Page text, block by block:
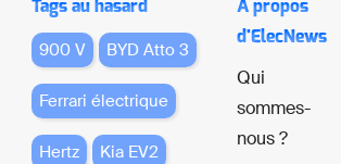
Tags au hasard
900 V BYD Atto 3
Ferrari électrique
Hertz Kia EV2
A propos
d'ElecNews
Qui
sommes-
nous ?